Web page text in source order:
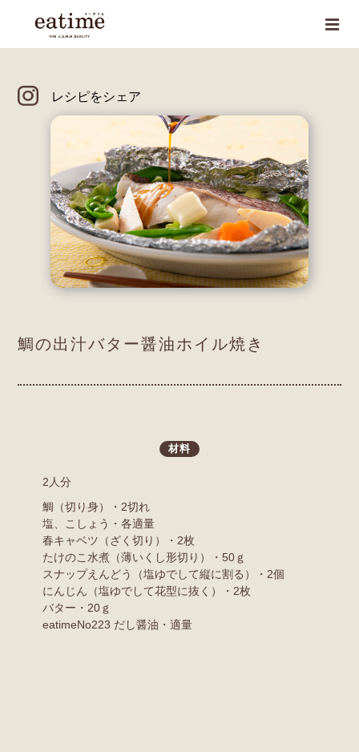
レシピをシェア
鯛の出汁バター醤油ホイル焼き
材料
2人分
鯛（切り身）・2切れ
塩、こしょう・各適量
春キャベツ（ざく切り）・2枚
たけのこ水煮（薄いくし形切り）・50ｇ
スナップえんどう（塩ゆでして縦に割る）・2個
にんじん（塩ゆでして花型に抜く）・2枚
バター・20ｇ
eatimeNo223 だし醤油・適量